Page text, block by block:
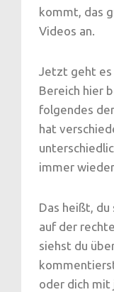
kommt, das
Videos an.
Jetzt geht
Bereich hier
folgendes
hat
immer
Das heißt, du
auf der
siehst du
oder dich mit